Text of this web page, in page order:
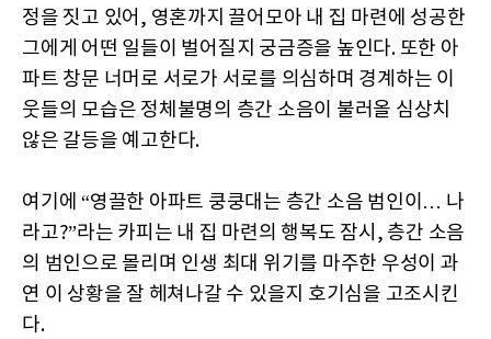
정을 짓고 있어, 영혼까지 끌어모아 내 집 마련에 성공한
그에게 어떤 일들이 벌어질지 궁금증을 높인다. 또한 아
파트 창문 너머로 서로가 서로를 의심하며 경계하는 이
웃들의 모습은 정체불명의 층간 소음이 불러올 심상치
않은 갈등을 예고한다.
여기에 “영끌한 아파트 쿵쿵대는 층간 소음 범인이… 나
라고?”라는 카피는 내 집 마련의 행복도 잠시, 층간 소음
의 범인으로 몰리며 인생 최대 위기를 마주한 우성이 과
연 이 상황을 잘 헤쳐나갈 수 있을지 호기심을 고조시킨
다.